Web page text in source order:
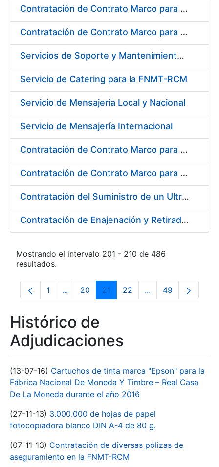
Contratación de Contrato Marco para el Suministro de Material de Fontanería y Repuestos de Aire Acondicionado, bienio 2018-2019
Contratación de Contrato Marco para el Suministro de Material de Ferretería, Bienio 2018-2019
Servicios de Soporte y Mantenimiento de Licencias de Software IBM para Fábrica Nacional de Moneda y Timbre-Real Casa de la Moneda (FNMT-RCM)
Servicio de Catering para la FNMT-RCM
Servicio de Mensajería Local y Nacional
Servicio de Mensajería Internacional
Contratación de Contrato Marco para el Suministro de Material de Electricidad e Iluminación, Bienio 2018-2019
Contratación de Contrato Marco para el Suministro de Material de Transmisiones, Rodamientos y Estanqueidad, Bienio 2018-2019
Contratación del Suministro de un Ultramicrodurómetro
Contratación de Enajenación y Retirada de Recortes Sobrantes y Desperdicios de Papel Impreso y No Impreso durante 2018
Mostrando el intervalo 201 - 210 de 486
resultados.
Página
1 ...Páginas intermedias Use TAB para
Página
20 Página
21 Página
22 ...PáginasPágina
49
Histórico de
Adjudicaciones
(13-07-16) Cartuchos de tinta marca "Epson" para la
Fábrica Nacional De Moneda Y Timbre – Real Casa
De La Moneda durante el año 2016
(27-11-13) 3.000.000 de hojas de papel
fotocopiadora blanco DIN A-4 de 80 g.
(07-11-13) Contratación de diversas pólizas de
aseguramiento en la FNMT-RCM